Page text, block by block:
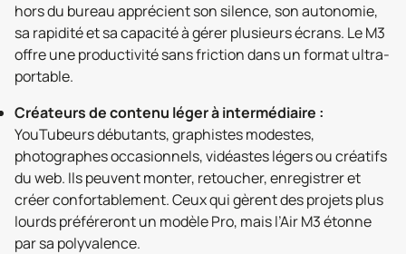
hors du bureau apprécient son silence, son autonomie,
sa rapidité et sa capacité à gérer plusieurs écrans. Le M3
offre une productivité sans friction dans un format ultra-
portable.
Créateurs de contenu léger à intermédiaire :
YouTubeurs débutants, graphistes modestes,
photographes occasionnels, vidéastes légers ou créatifs
du web. Ils peuvent monter, retoucher, enregistrer et
créer confortablement. Ceux qui gèrent des projets plus
lourds préféreront un modèle Pro, mais l’Air M3 étonne
par sa polyvalence.